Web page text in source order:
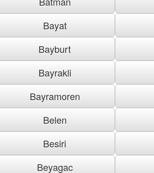
Bayat
Bayburt
Bayrakli
Bayramoren
Belen
Besiri
Beyagac